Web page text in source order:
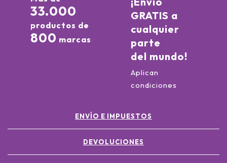
33.000
productos de
800 marcas
GRATIS a
cualquier
parte
del mundo!
Aplican
condiciones
ENVÍO E IMPUESTOS
DEVOLUCIONES